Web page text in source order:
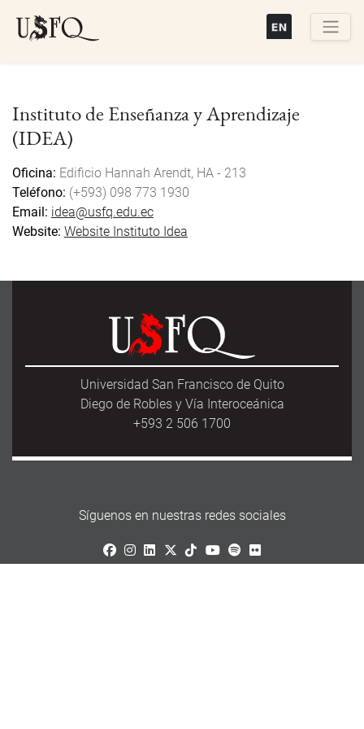
Instituto de Enseñanza y Aprendizaje
(IDEA)
Oficina Edificio Hannah Arendt, HA - 213
Teléfono (+593) 098 773 1930
Email idea@usfq.edu.ec
Website Website Instituto Idea
Universidad San Francisco de Quito
Diego de Robles y Vía Interoceánica
+593 2 506 1700
Síguenos en nuestras redes sociales